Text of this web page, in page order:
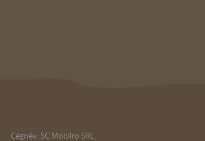
Cégnév: SC Mobilro SRL